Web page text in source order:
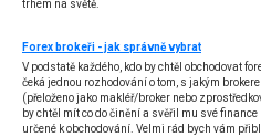
trhem na světě.
Forex brokeři - jak správně vybrat
V podstatě každého, kdo by chtěl obchodovat
čeká jednou rozhodování o tom, s jakým
(přeloženo jako makléř/broker nebo
by chtěl mít co do činění a svěřil mu své finance
určené k obchodování. Velmi rád bych vám